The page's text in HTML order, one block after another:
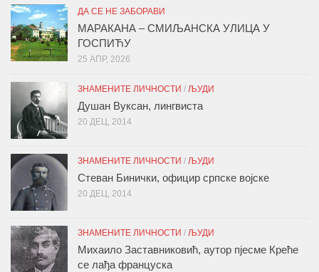
ДА СЕ НЕ ЗАБОРАВИ
МАРАКАНА – СМИЉАНСКА УЛИЦА У
ГОСПИЋУ
25 АПР, 2026
ЗНАМЕНИТЕ ЛИЧНОСТИ / ЉУДИ
Душан Вуксан, лингвиста
20 ДЕЦ, 2014
ЗНАМЕНИТЕ ЛИЧНОСТИ / ЉУДИ
Стеван Бинички, официр српске војске
20 ДЕЦ, 2014
ЗНАМЕНИТЕ ЛИЧНОСТИ / ЉУДИ
Михаило Заставниковић, аутор пјесме Креће
се лађа француска